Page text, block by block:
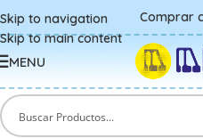
Skip to navigation
Skip to main content
Comprar
MENU